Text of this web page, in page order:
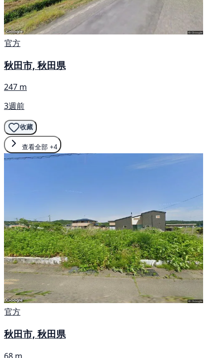
官方
秋田市, 秋田県
247 m
3週前
收藏
查看全部 +4
官方
秋田市, 秋田県